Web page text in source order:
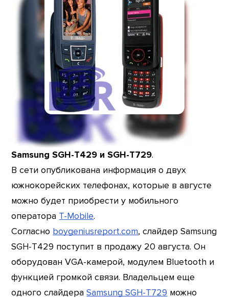
Samsung SGH-T429 и SGH-T729.
В сети опубликована информация о двух
южнокорейских телефонах, которые в августе
можно будет приобрести у мобильного
оператора T-Mobile.
Согласно boygeniusreport.com, слайдер Samsung
SGH-T429 поступит в продажу 20 августа. Он
оборудован VGA-камерой, модулем Bluetooth и
функцией громкой связи. Владельцем еще
одного слайдераSamsung SGH-T729 можно